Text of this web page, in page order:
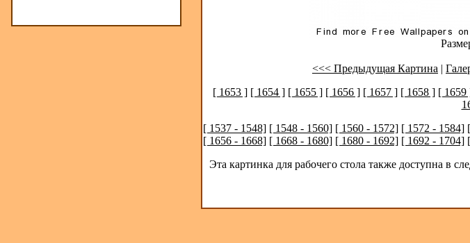
<<< Предыдущая Картина |
[ 1653 ] [ 1654 ] [ 1655 ] [ 1656 ] [ 1657 ] [ 1658 ] [ 1659
[ 1537 - 1548] [ 1548 - 1560] [ 1560 - 1572] [ 1572 - 1584]
[ 1656 - 1668] [ 1668 - 1680] [ 1680 - 1692] [ 1692 - 1704]
Эта картинка для рабочего стола также доступна в